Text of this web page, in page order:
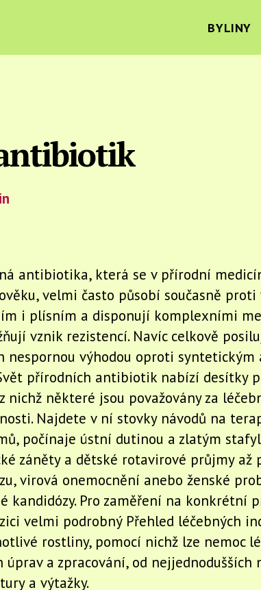
BYLINY
antibiotika, která se v přírodní
velmi často působí současně proti
i plísním a disponují komplexními
vznik rezistencí. Navíc celkově
nespornou výhodou oproti
přírodních antibiotik nabízí desítky
nichž některé jsou považovány za
Najdete v ní stovky návodů na
počínaje ústní dutinou a zlatým
záněty a dětské rotavirové průjmy až
virová onemocnění anebo ženské
kandidózy. Pro zaměření na konkrétní
velmi podrobný Přehled léčebných
rostliny, pomocí nichž lze nemoc
úprav a zpracování, od nejjednodušších
a výtažky.